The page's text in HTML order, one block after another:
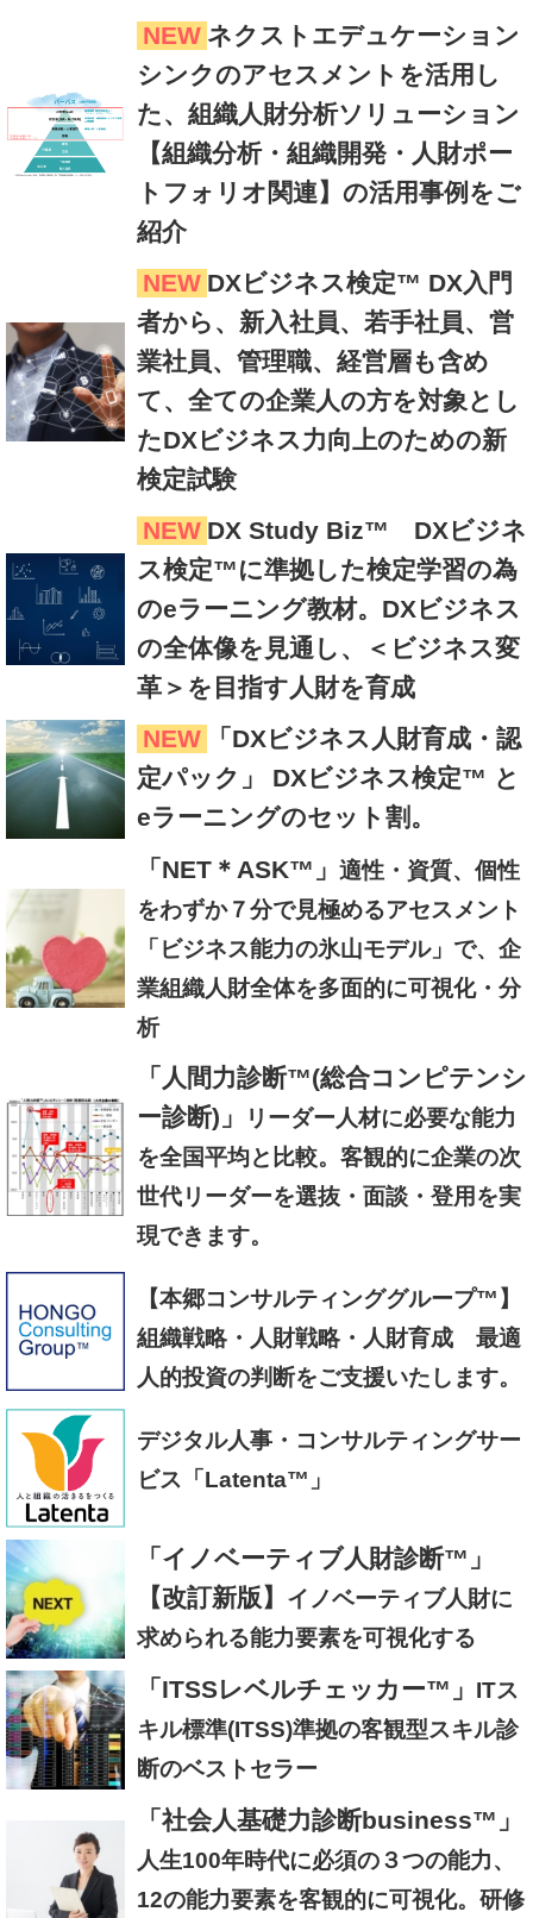
NEW ネクストエデュケーション
シンクのアセスメントを活用し
た、組織人財分析ソリューション
【組織分析・組織開発・人財ポー
トフォリオ関連】の活用事例をご
紹介
NEW DXビジネス検定™ DX入門
者から、新入社員、若手社員、営
業社員、管理職、経営層も含め
て、全ての企業人の方を対象とし
たDXビジネス力向上のための新
検定試験
NEW DX Study Biz™ DXビジネ
ス検定™に準拠した検定学習の為
のeラーニング教材。DXビジネス
の全体像を見通し、＜ビジネス変
革＞を目指す人財を育成
NEW
「DXビジネス人財育成・認
定パック」 DXビジネス検定™ と
eラーニングのセット割。
「NET＊ASK™」 適性・資質、個性
をわずか７分で見極めるアセスメント
「ビジネス能力の氷山モデル」で、企
業組織人財全体を多面的に可視化・分
析
「人間力診断™(総合コンピテンシ
ー診断)」
リーダー人材に必要な能力
を全国平均と比較。客観的に企業の次
世代リーダーを選抜・面談・登用を実
現できます。
【本郷コンサルティンググループ™】
組織戦略・人財戦略・人財育成 最適
人的投資の判断をご支援いたします。
デジタル人事・コンサルティングサー
ビス「Latenta™」
「イノベーティブ人財診断™」
【改訂新版】
イノベーティブ人財に
求められる能力要素を可視化する
「ITSSレベルチェッカー™」 ITス
キル標準(ITSS)準拠の客観型スキル診
断のベストセラー
「社会人基礎力診断business™」
人生100年時代に必須の３つの能力、
12の能力要素を客観的に可視化。研修